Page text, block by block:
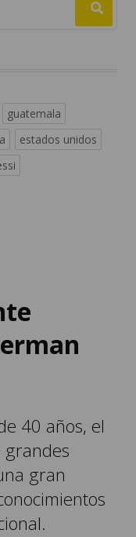
guatemala
estados unidos
40 años, el
grandes
gran